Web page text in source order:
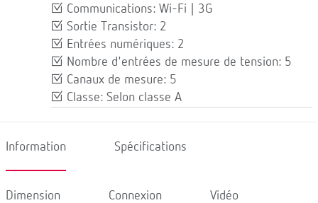
Communications: Wi-Fi | 3G
Sortie Transistor: 2
Entrées numériques: 2
Nombre d'entrées de mesure de tension: 5
Canaux de mesure: 5
Classe: Selon classe A
Information Spécifications
Dimension Connexion Vidéo